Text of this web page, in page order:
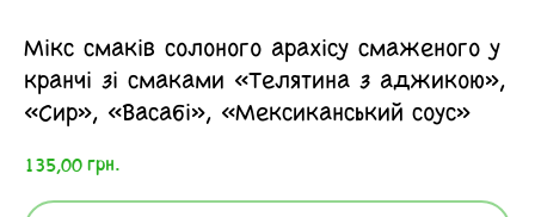
Мікс смаків солоного арахісу смаженого у
кранчі зі смаками «Телятина з аджикою»,
«Сир», «Васабі», «Мексиканський соус»
135,00грн.